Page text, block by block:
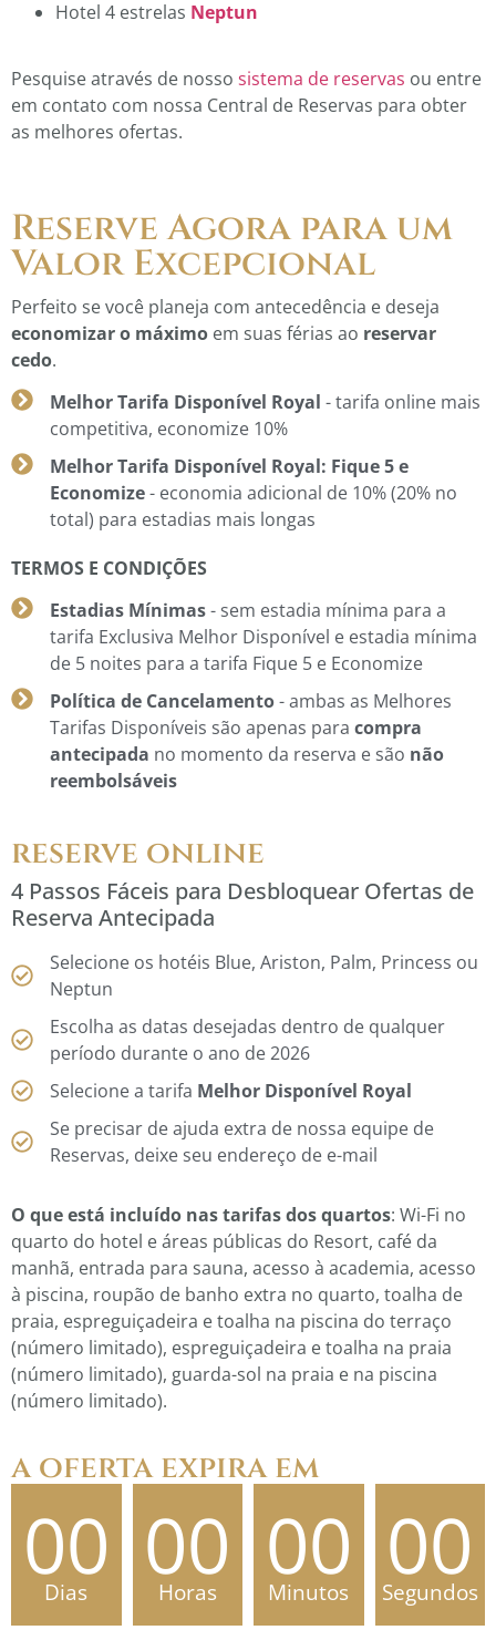
Hotel 4 estrelas Neptun
Pesquise através de nosso sistema de reservas ou entre
em contato com nossa Central de Reservas para obter
as melhores ofertas.
Reserve Agora para um
Valor Excepcional
Perfeito se você planeja com antecedência e deseja
economizaro máximo em suas férias ao reservar
cedo.
Melhor Tarifa Disponível Royal - tarifa online mais
competitiva, economize 10%
Melhor Tarifa Disponível Royal: Fique 5 e
Economize- economia adicional de 10% (20% no
total) para estadias mais longas
TERMOS E CONDIÇÕES
Estadias Mínimas- sem estadia mínima para a
tarifa Exclusiva Melhor Disponível e estadia mínima
de 5 noites para a tarifa Fique 5 e Economize
Política de Cancelamento- ambas as Melhores
Tarifas Disponíveis são apenas para compra
antecipada no momento da reserva e são não
reembolsáveis
reserve online
4 Passos Fáceis para Desbloquear Ofertas de
Reserva Antecipada
Selecione os hotéis Blue, Ariston, Palm, Princess ou
Neptun
Escolha as datas desejadas dentro de qualquer
período durante o ano de 2026
Selecione a tarifa Melhor Disponível Royal
Se precisar de ajuda extra de nossa equipe de
Reservas, deixe seu endereço de e-mail
O que está incluído nas tarifas dos quartos: Wi-Fi no
quarto do hotel e áreas públicas do Resort, café da
manhã, entrada para sauna, acesso à academia, acesso
à piscina, roupão de banho extra no quarto, toalha de
praia, espreguiçadeira e toalha na piscina do terraço
(número limitado), espreguiçadeira e toalha na praia
(número limitado), guarda-sol na praia e na piscina
(número limitado).
a oferta expira em
00
Dias 00
Horas 00
Minutos 00
Segundos